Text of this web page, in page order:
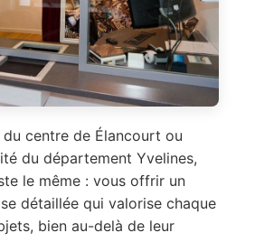
du centre de Élancourt ou
du département Yvelines,
le même : vous offrir un
détaillée qui valorise chaque
bien au-delà de leur